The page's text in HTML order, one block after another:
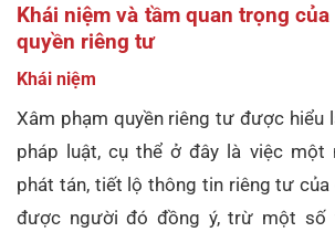
Khái niệm và tầm quan trọng
quyền riêng tư
Khái niệm
Xâm phạm quyền riêng tư được hiểu
pháp luật, cụ thể ở đây là việc một
phát tán, tiết lộ thông tin riêng tư của
được người đó đồng ý, trừ một số